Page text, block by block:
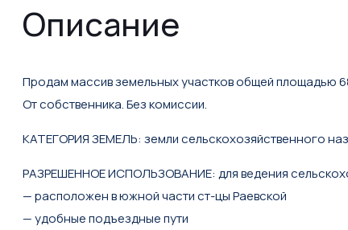
Описание
Продам массив земельных участков общей
От собственника. Без комиссии.
КАТЕГОРИЯ ЗЕМЕЛЬ: земли сельскохозяйственного
РАЗРЕШЕННОЕ ИСПОЛЬЗОВАНИЕ: для ведения
— расположен в южной части ст-цы Раевской
— удобные подъездные пути